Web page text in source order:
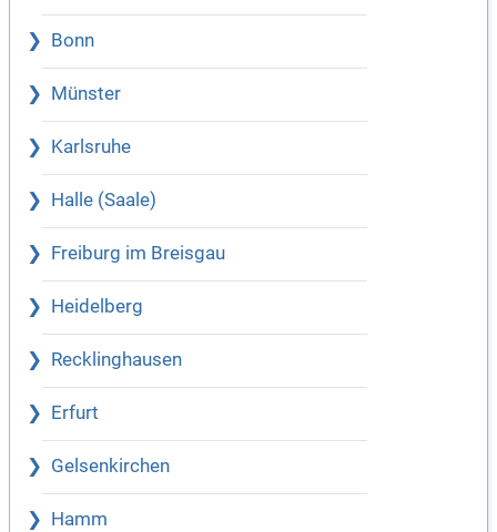
Bonn
Münster
Karlsruhe
Halle (Saale)
Freiburg im Breisgau
Heidelberg
Recklinghausen
Erfurt
Gelsenkirchen
Hamm